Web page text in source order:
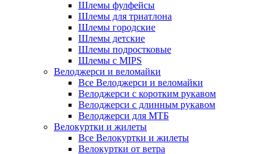
Шлемы фулфейсы
Шлемы для триатлона
Шлемы городские
Шлемы детские
Шлемы подростковые
Шлемы с MIPS
Велоджерси и веломайки
Все Велоджерси и веломайки
Велоджерси с коротким рукавом
Велоджерси с длинным рукавом
Велоджерси для МТБ
Велокуртки и жилеты
Все Велокуртки и жилеты
Велокуртки от ветра